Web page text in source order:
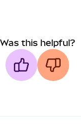
Was this helpful?